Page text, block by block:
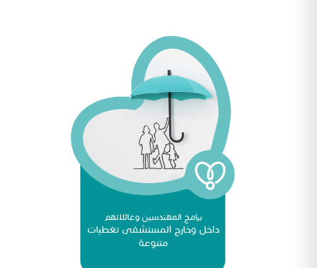
برامج المهندسين وعائلاتهم
داخل وخارج المستشفى تغطيات
متنوعة